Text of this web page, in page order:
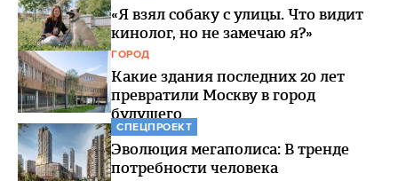
«Я взял собаку с улицы. Что видит
кинолог, но не замечаю я?»
ГОРОД
Какие здания последних 20 лет
превратили Москву в город
будущего
СПЕЦПРОЕКТ
Эволюция мегаполиса: В тренде
потребности человека